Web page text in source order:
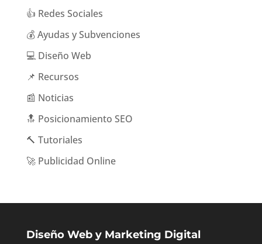
👍 Redes Sociales
💰 Ayudas y Subvenciones
💻 Diseño Web
📌 Recursos
📰 Noticias
🔝 Posicionamiento SEO
🔨 Tutoriales
🚀 Publicidad Online
Diseño Web y Marketing Digital